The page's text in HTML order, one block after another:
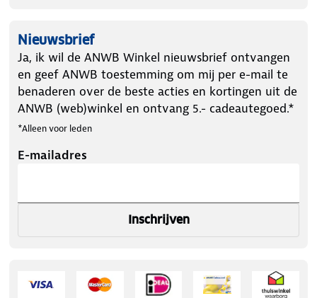
Nieuwsbrief
Ja, ik wil de ANWB Winkel nieuwsbrief ontvangen
en geef ANWB toestemming om mij per e-mail te
benaderen over de beste acties en kortingen uit de
ANWB (web)winkel en ontvang 5.- cadeautegoed.*
*Alleen voor leden
E-mailadres
Inschrijven